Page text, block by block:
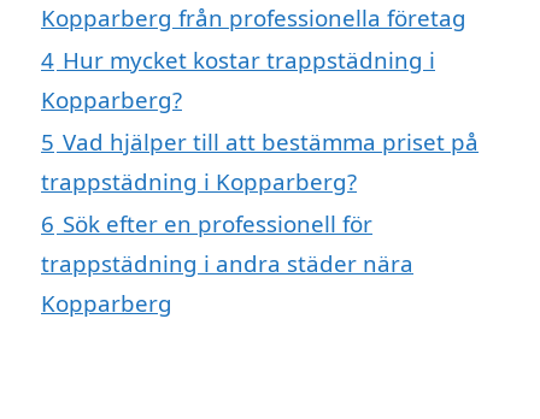
Kopparberg från professionella företag
4 Hur mycket kostar trappstädning i
Kopparberg?
5 Vad hjälper till att bestämma priset på
trappstädning i Kopparberg?
6 Sök efter en professionell för
trappstädning i andra städer nära
Kopparberg